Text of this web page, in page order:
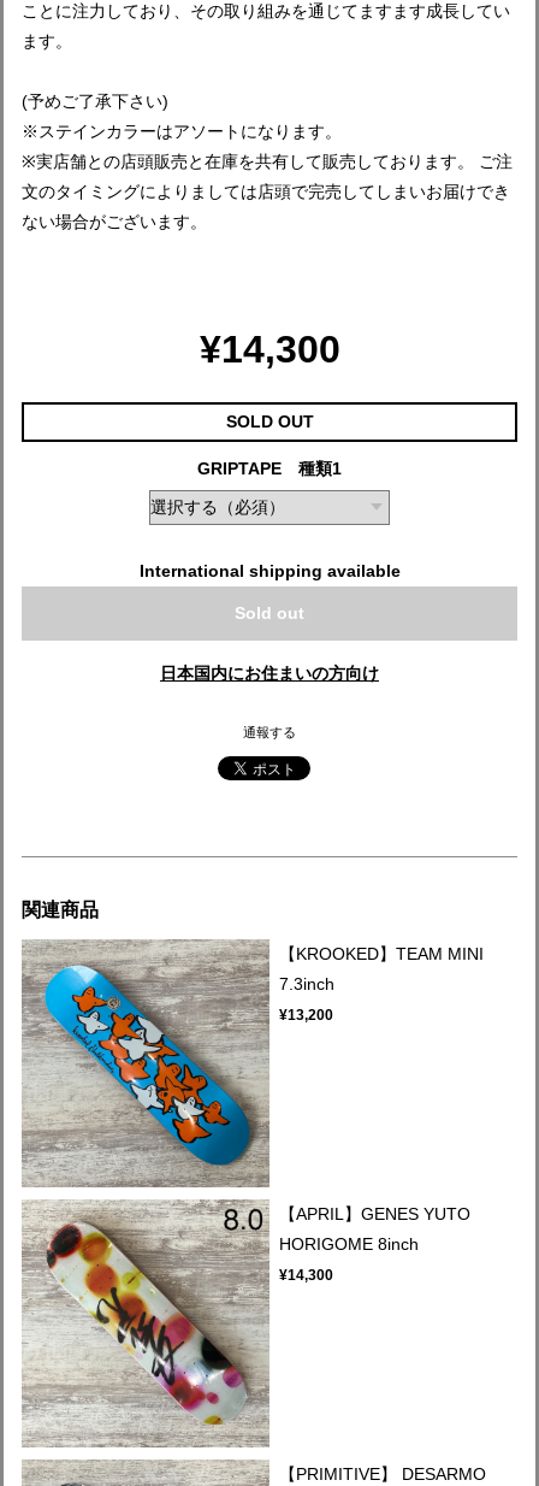
ことに注力しており、その取り組みを通じてますます成長してい
ます。
(予めご了承下さい)
※ステインカラーはアソートになります。
※実店舗との店頭販売と在庫を共有して販売しております。 ご注
文のタイミングによりましては店頭で完売してしまいお届けでき
ない場合がございます。
¥14,300
SOLD OUT
GRIPTAPE 種類1
International shipping available
Sold out
日本国内にお住まいの方向け
通報する
関連商品
【KROOKED】TEAM MINI
7.3inch
¥13,200
【APRIL】GENES YUTO
HORIGOME 8inch
¥14,300
【PRIMITIVE】 DESARMO